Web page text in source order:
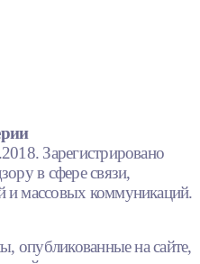
Зарегистрировано
в сфере связи,
и массовых коммуникаций.
опубликованные на сайте,